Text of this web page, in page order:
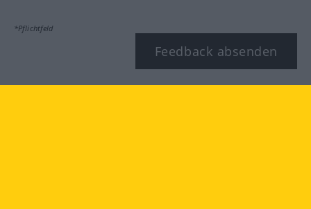
*Pflichtfeld
Feedback absenden